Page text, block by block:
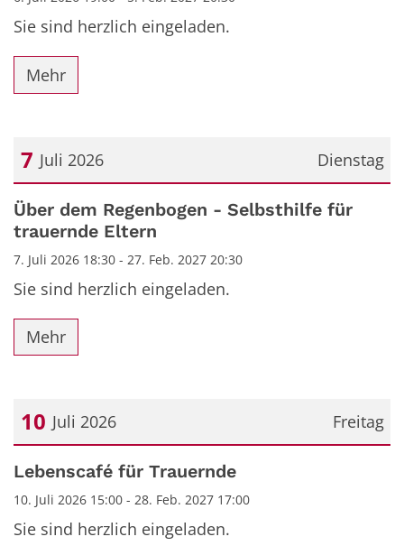
Sie sind herzlich eingeladen.
Mehr
Dienstag
7 Juli 2026
Datum: 7. Juli 2026
Über dem Regenbogen - Selbsthilfe für
trauernde Eltern
7. Juli 2026 18:30 - 27. Feb. 2027 20:30
Sie sind herzlich eingeladen.
Mehr
Freitag
10 Juli 2026
Datum: 10. Juli 2026
Lebenscafé für Trauernde
10. Juli 2026 15:00 - 28. Feb. 2027 17:00
Sie sind herzlich eingeladen.